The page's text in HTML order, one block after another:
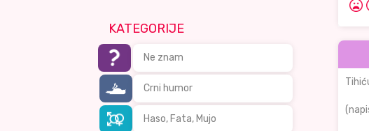
KATEGORIJE
Ne znam
Crni humor
Haso, Fata, Mujo